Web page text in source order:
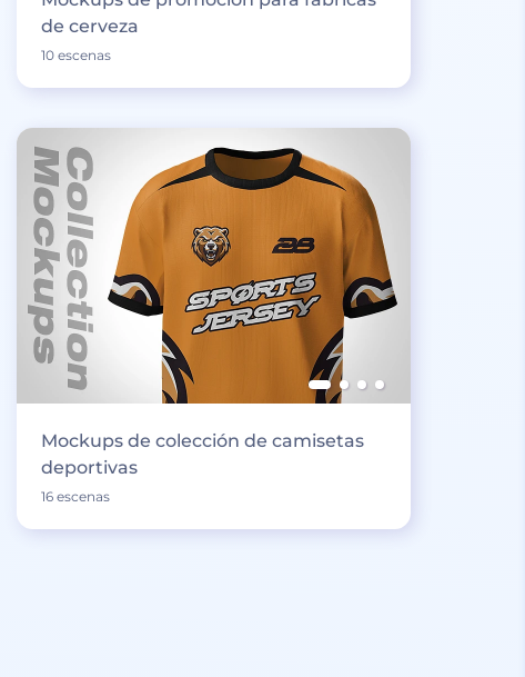
de cerveza
10 escenas
Mockups de colección de camisetas
deportivas
16 escenas